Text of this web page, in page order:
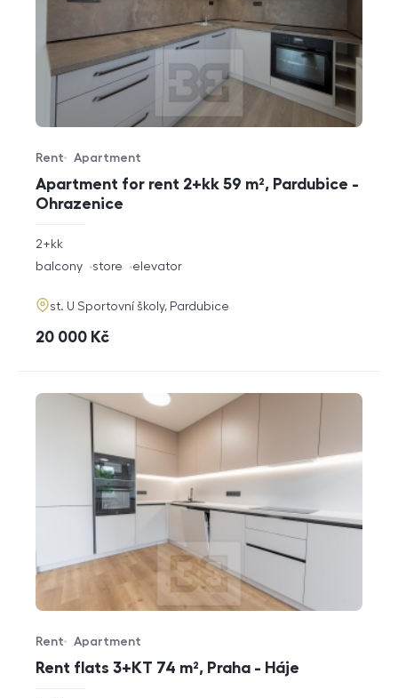
Apartment for rent 2+kk 59 m², Pardubice -
Ohrazenice
Offer type
Rent
Property type
Apartment
rozměry
disposition
2+kk
funkce
balcony store elevator
adresa
st. U Sportovní školy, Pardubice
cena
20 000 Kč
Rent flats 3+KT 74 m², Praha - Háje
Offer type
Rent
Property type
Apartment